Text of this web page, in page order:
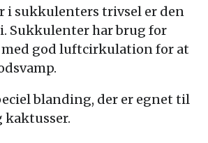
i sukkulenters trivsel er den
Sukkulenter har brug for
god luftcirkulation for at
blanding, der er egnet til